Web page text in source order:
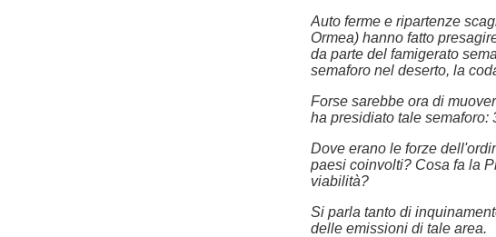
Auto ferme e ripartenze
Ormea) hanno fatto
da parte del famigerato
semaforo nel deserto, la
Forse sarebbe ora di
ha presidiato tale semaforo:
Dove erano le forze
paesi coinvolti? Cosa fa la
viabilità?
Si parla tanto di
delle emissioni di tale area.